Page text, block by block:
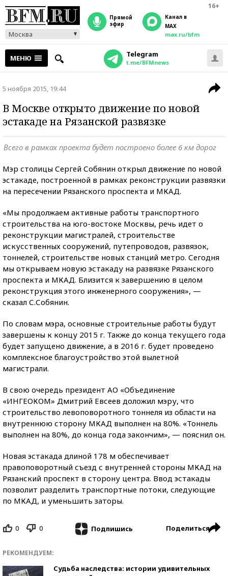
16+
Москва
прямой
эфир
Канал в
MAX
max.ru/bfm
МЕНЮ Telegram
t.me/BFMnews
5 ноября 2015, 19:44
В Москве открыто движение по новой
эстакаде на Рязанской развязке
Всего в рамках проекта будет построено более 6 км дорог
Мэр столицы Сергей Собянин открыл движение по новой
эстакаде, построенной в рамках реконструкции развязки
на пересечении Рязанского проспекта и МКАД.
«Мы продолжаем активные работы транспортного
строительства на юго-востоке Москвы, речь идет о
реконструкции магистралей, строительстве
искусственных сооружений, путепроводов, развязок,
тоннелей, строительстве новых станций метро. Сегодня
мы открываем новую эстакаду на развязке Рязанского
проспекта и МКАД. Близится к завершению в целом
реконструкция этого инженерного сооружения», —
сказал С.Собянин.
По словам мэра, основные строительные работы будут
завершены к концу 2015 г. Также до конца текущего года
будет запущено движение, а в 2016 г. будет проведено
комплексное благоустройство этой вылетной
магистрали.
В свою очередь президент АО «Объединение
«ИНГЕОКОМ» Дмитрий Евсеев доложил мэру, что
строительство левоповоротного тоннеля из области на
внутреннюю сторону МКАД выполнен на 80%. «Тоннель
выполнен на 80%, до конца года закончим», — пояснил он.
Новая эстакада длиной 178 м обеспечивает
правоповоротный съезд с внутренней стороны МКАД на
Рязанский проспект в сторону центра. Ввод эстакады
позволит разделить транспортные потоки, следующие
по МКАД, и уменьшить заторы.
0 0 Подпишись Поделиться
РЕКОМЕНДУЕМ:
Судьба наследства: истории удивительных